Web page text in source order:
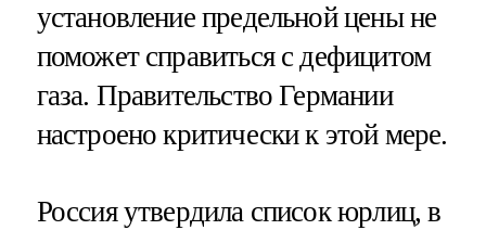
установление предельной цены не
поможет справиться с дефицитом
газа. Правительство Германии
настроено критически к этой мере.
Россия утвердила список юрлиц, в